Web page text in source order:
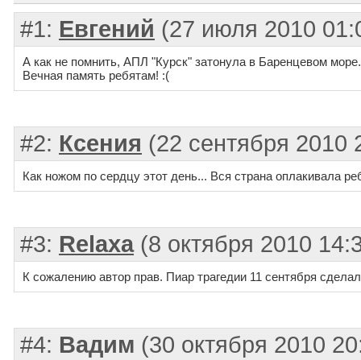
#1: Евгений (27 июля 2010
А как не помнить, АПЛ "Курск" затонула в Баренцевом
Вечная память ребятам! :(
#2: Ксения (22 сентября 2010
Как ножом по сердцу этот день... Вся страна оплакивала
#3: Relaxa(8 октября 2010
К сожалению автор прав. Пиар трагедии 11 сентября
#4: Вадим (30 октября 2010